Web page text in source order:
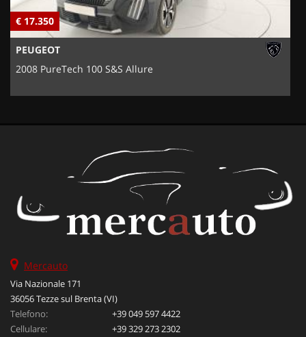
€ 17.350
PEUGEOT
2008 PureTech 100 S&S Allure
Mercauto
Via Nazionale 171
36056 Tezze sul Brenta (VI)
Telefono:
+39 049 597 4422
Cellulare:
+39 329 273 2302